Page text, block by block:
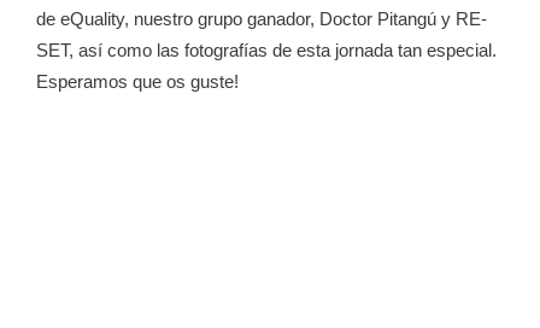
de eQuality, nuestro grupo ganador, Doctor Pitangú y RE-
SET, así como las fotografías de esta jornada tan especial.
Esperamos que os guste!